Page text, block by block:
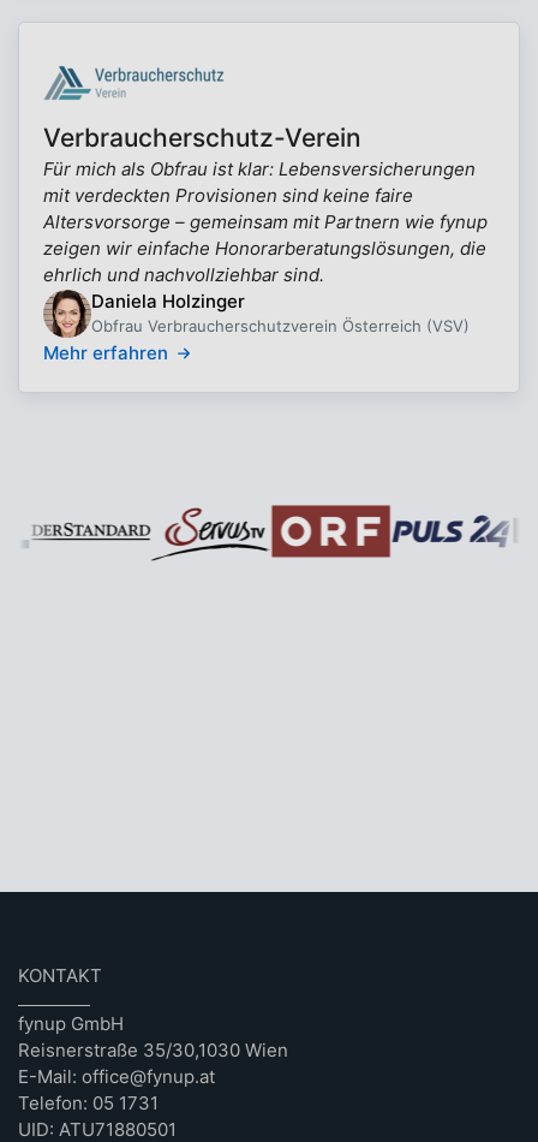
Verbraucherschutz-Verein
Für mich als Obfrau ist klar: Lebensversicherungen
mit verdeckten Provisionen sind keine faire
Altersvorsorge – gemeinsam mit Partnern wie fynup
zeigen wir einfache Honorarberatungslösungen, die
ehrlich und nachvollziehbar sind.
Daniela Holzinger
Obfrau Verbraucherschutzverein Österreich (VSV)
Mehr erfahren
KONTAKT
fynup GmbH
Reisnerstraße 35/30,1030 Wien
E-Mail: office@fynup.at
Telefon: 05 1731
UID: ATU71880501